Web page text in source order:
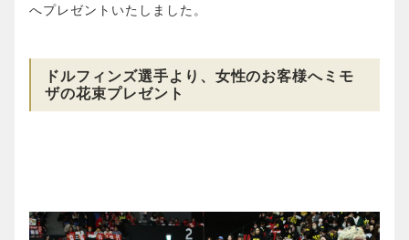
へプレゼントいたしました。
ドルフィンズ選手より、女性のお客様へミモ
ザの花束プレゼント